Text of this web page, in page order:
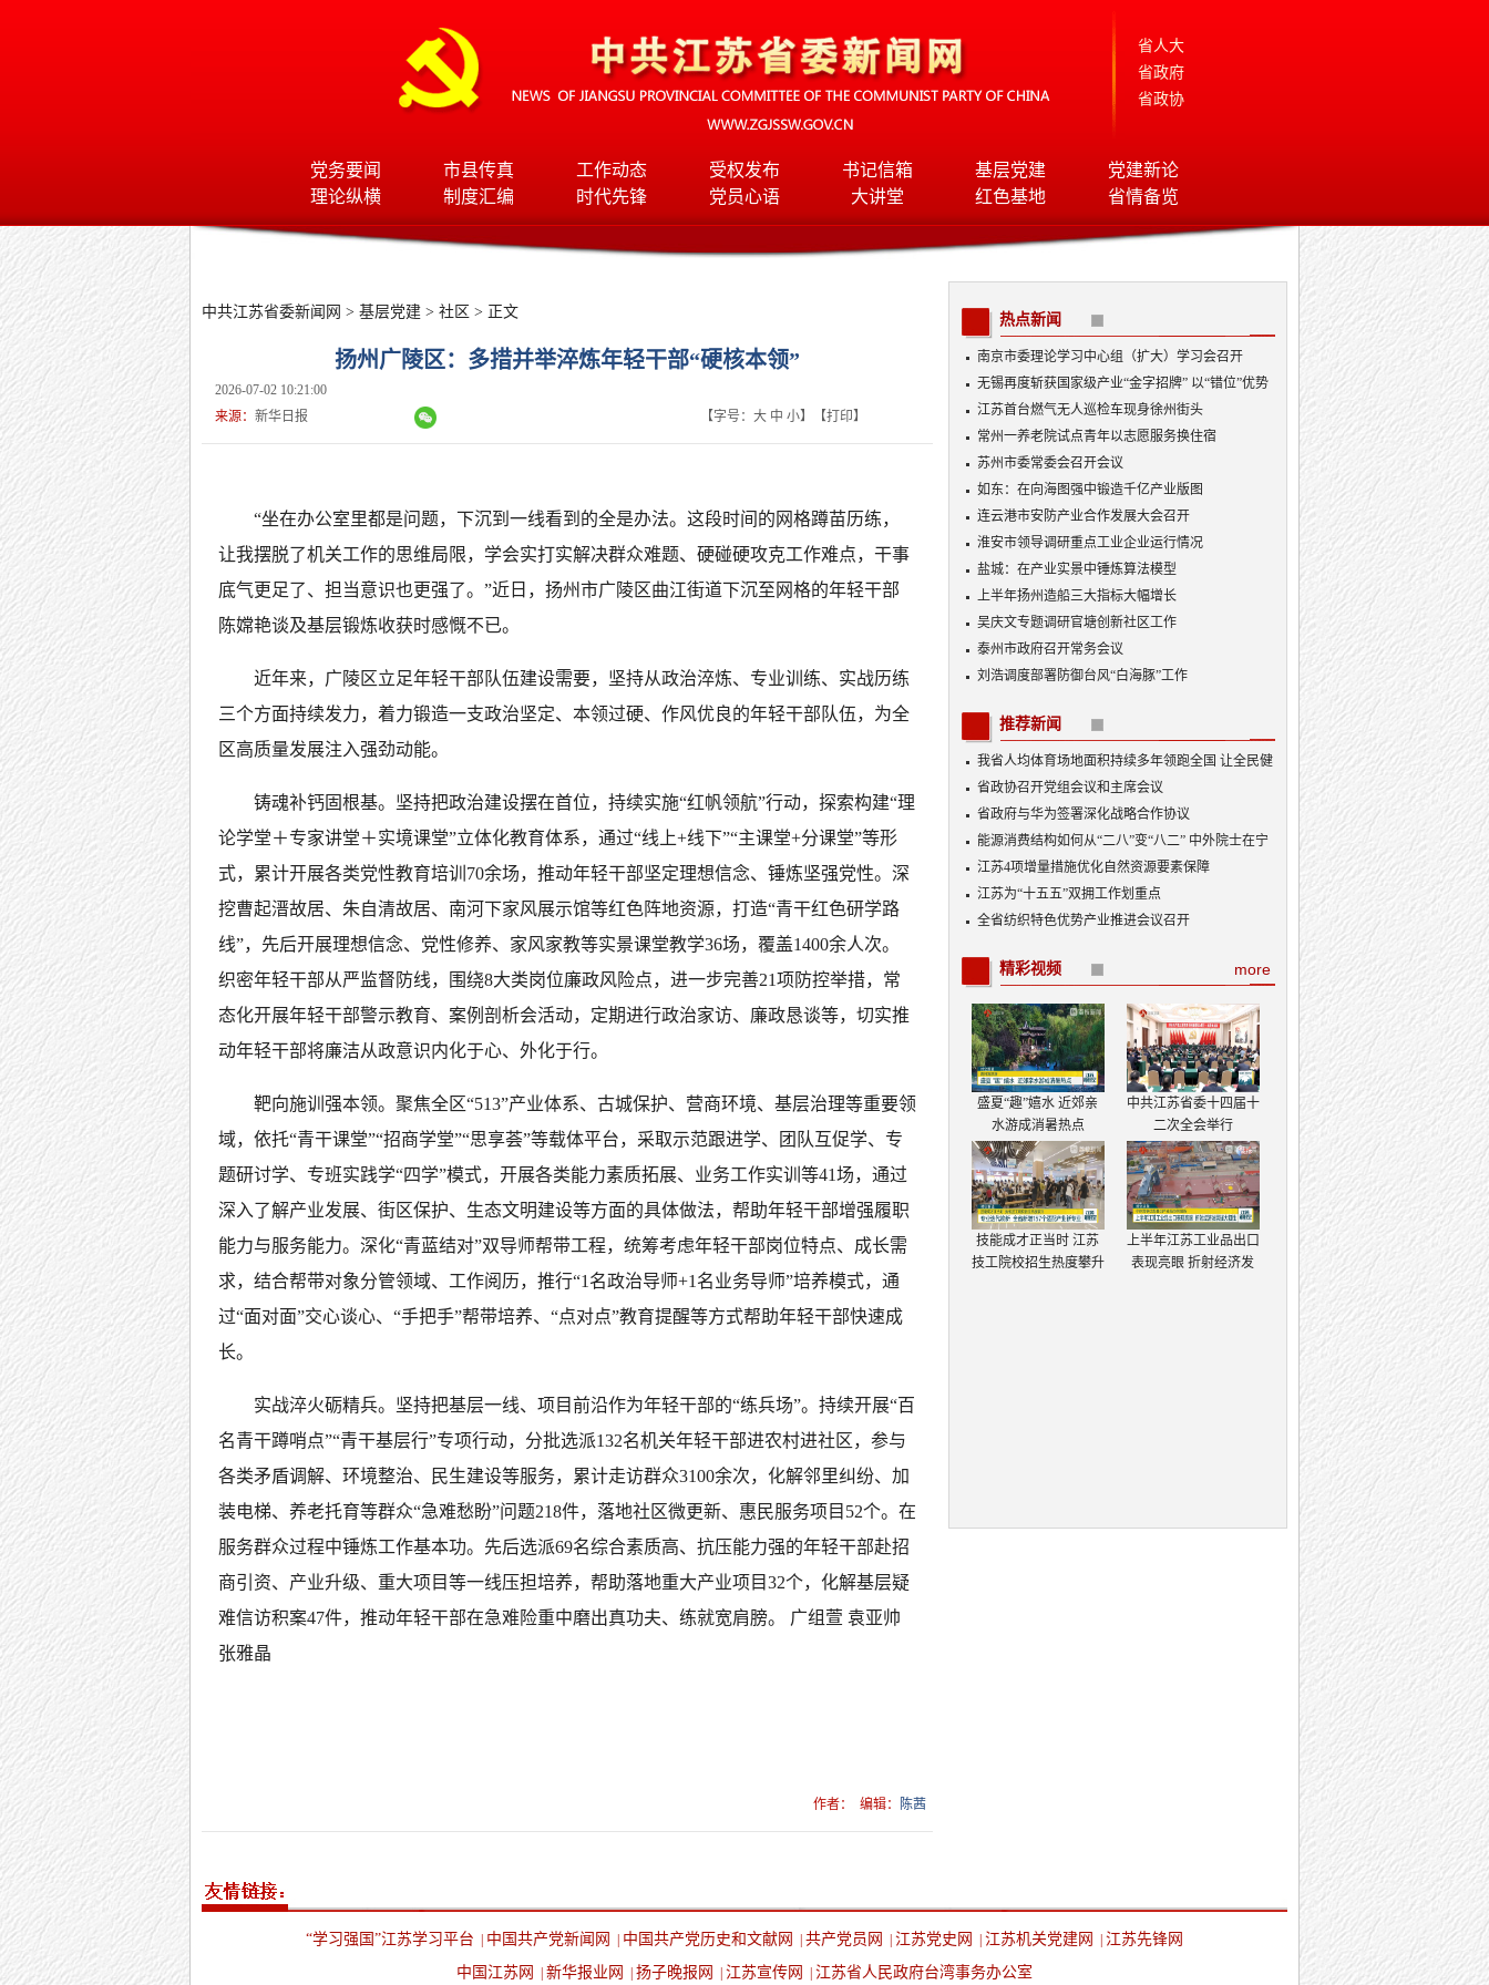
省人大
省政府
省政协
党务要闻 市县传真 工作动态 受权发布 书记信箱 基层党建
党建新论
理论纵横
制度汇编 时代先锋 党员心语 大讲堂 红色基地 省情备览
中共江苏省委新闻网 > 基层党建 > 社区 > 正文
扬州广陵区：多措并举淬炼年轻干部“硬核本领”
2026-07-02 10:21:00
来源： 新华日报 【字号： 大 中 小】【打印】
“坐在办公室里都是问题，下沉到一线看到的全是办法。这段时间的网格蹲苗历练，
让我摆脱了机关工作的思维局限，学会实打实解决群众难题、硬碰硬攻克工作难点，干事
底气更足了、担当意识也更强了。”近日，扬州市广陵区曲江街道下沉至网格的年轻干部
陈嫦艳谈及基层锻炼收获时感慨不已。
近年来，广陵区立足年轻干部队伍建设需要，坚持从政治淬炼、专业训练、实战历练
三个方面持续发力，着力锻造一支政治坚定、本领过硬、作风优良的年轻干部队伍，为全
区高质量发展注入强劲动能。
铸魂补钙固根基。坚持把政治建设摆在首位，持续实施“红帆领航”行动，探索构建“理
论学堂＋专家讲堂＋实境课堂”立体化教育体系，通过“线上+线下”“主课堂+分课堂”等形
式，累计开展各类党性教育培训70余场，推动年轻干部坚定理想信念、锤炼坚强党性。深
挖曹起溍故居、朱自清故居、南河下家风展示馆等红色阵地资源，打造“青干红色研学路
线”，先后开展理想信念、党性修养、家风家教等实景课堂教学36场，覆盖1400余人次。
织密年轻干部从严监督防线，围绕8大类岗位廉政风险点，进一步完善21项防控举措，常
态化开展年轻干部警示教育、案例剖析会活动，定期进行政治家访、廉政恳谈等，切实推
动年轻干部将廉洁从政意识内化于心、外化于行。
靶向施训强本领。聚焦全区“513”产业体系、古城保护、营商环境、基层治理等重要领
域，依托“青干课堂”“招商学堂”“思享荟”等载体平台，采取示范跟进学、团队互促学、专
题研讨学、专班实践学“四学”模式，开展各类能力素质拓展、业务工作实训等41场，通过
深入了解产业发展、街区保护、生态文明建设等方面的具体做法，帮助年轻干部增强履职
能力与服务能力。深化“青蓝结对”双导师帮带工程，统筹考虑年轻干部岗位特点、成长需
求，结合帮带对象分管领域、工作阅历，推行“1名政治导师+1名业务导师”培养模式，通
过“面对面”交心谈心、“手把手”帮带培养、“点对点”教育提醒等方式帮助年轻干部快速成
长。
实战淬火砺精兵。坚持把基层一线、项目前沿作为年轻干部的“练兵场”。持续开展“百
名青干蹲哨点”“青干基层行”专项行动，分批选派132名机关年轻干部进农村进社区，参与
各类矛盾调解、环境整治、民生建设等服务，累计走访群众3100余次，化解邻里纠纷、加
装电梯、养老托育等群众“急难愁盼”问题218件，落地社区微更新、惠民服务项目52个。在
服务群众过程中锤炼工作基本功。先后选派69名综合素质高、抗压能力强的年轻干部赴招
商引资、产业升级、重大项目等一线压担培养，帮助落地重大产业项目32个，化解基层疑
难信访积案47件，推动年轻干部在急难险重中磨出真功夫、练就宽肩膀。 广组萱 袁亚帅
张雅晶
作者： 编辑： 陈茜
热点新闻
南京市委理论学习中心组（扩大）学习会召开
无锡再度斩获国家级产业“金字招牌” 以“错位”优势
入局AI顶层赛道
江苏首台燃气无人巡检车现身徐州街头
常州一养老院试点青年以志愿服务换住宿
苏州市委常委会召开会议
如东：在向海图强中锻造千亿产业版图
连云港市安防产业合作发展大会召开
淮安市领导调研重点工业企业运行情况
盐城：在产业实景中锤炼算法模型
上半年扬州造船三大指标大幅增长
吴庆文专题调研官塘创新社区工作
泰州市政府召开常务会议
刘浩调度部署防御台风“白海豚”工作
推荐新闻
我省人均体育场地面积持续多年领跑全国 让全民健
身融入日常成为风尚
省政协召开党组会议和主席会议
省政府与华为签署深化战略合作协议
能源消费结构如何从“二八”变“八二” 中外院士在宁
探讨新型能源体系建设
江苏4项增量措施优化自然资源要素保障
江苏为“十五五”双拥工作划重点
全省纺织特色优势产业推进会议召开
more
精彩视频
盛夏“趣”嬉水 近郊亲
水游成消暑热点
中共江苏省委十四届十
二次全会举行
技能成才正当时 江苏
技工院校招生热度攀升
上半年江苏工业品出口
表现亮眼 折射经济发
“学习强国”江苏学习平台 中国共产党新闻网 中国共产党历史和文献网 共产党员网 江苏党史网 江苏机关党建网
江苏先锋网
中国江苏网
新华报业网 扬子晚报网 江苏宣传网 江苏省人民政府台湾事务办公室